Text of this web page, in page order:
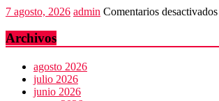
7 agosto, 2026 admin Comentarios desactivados
Archivos
agosto 2026
julio 2026
junio 2026